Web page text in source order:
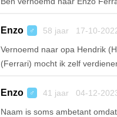
Enzo ♂ 58 jaar 17-10-
Vernoemd naar opa Hendrik
(Ferrari) mocht ik zelf
Enzo ♂ 41 jaar 04-12-
Naam is soms ambetant